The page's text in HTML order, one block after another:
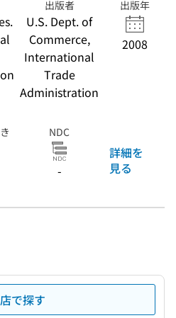
出版者
U.S. Dept. of
Commerce,
International
Trade
Administration
出版年
2008
NDC
-
詳細を
見る
で探す